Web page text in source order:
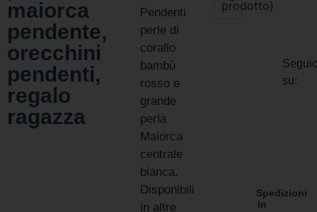
maiorca
pendente,
orecchini
pendenti,
regalo
ragazza
Pendenti
perle di
corallo
bambù
rosso e
grande
perla
Maiorca
centrale
bianca.
Disponibili
in altre
prodotto)
Spedizioni
in
su: